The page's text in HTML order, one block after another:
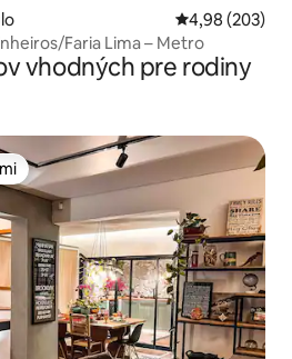
Priemerné
4,98 (203)
Faria Lima – Metro
vhodných pre rodiny